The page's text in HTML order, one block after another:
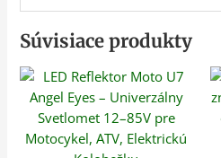
Súvisiace produkty